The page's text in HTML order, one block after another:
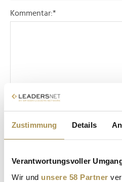
Zustimmung Details
Verantwortungsvoller
Wir und unsere 58 Partner
Kommentar:*
Sicherheitscode bestätigen: